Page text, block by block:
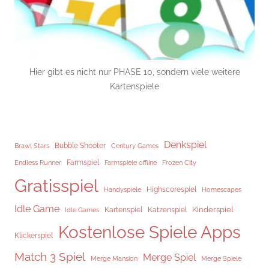
Hier gibt es nicht nur PHASE 10, sondern viele weitere
Kartenspiele
Brawl Stars Bubble Shooter Century Games Denkspiel
Endless Runner Farmspiel Farmspiele offline Frozen City
Gratisspiel Handyspiele Highscorespiel Homescapes
Idle Game Idle Games Kartenspiel Katzenspiel Kinderspiel
Klickerspiel Kostenlose Spiele Apps
Match 3 Spiel Merge Mansion Merge Spiel Merge Spiele